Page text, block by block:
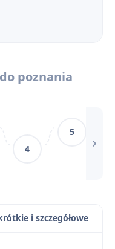
poznania
4
5
i szczegółowe